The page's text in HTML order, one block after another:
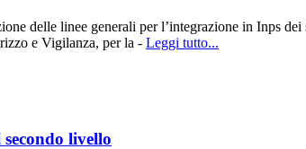
delle linee generali per l’integrazione in Inps
e Vigilanza, per la - Leggi tutto...
livello